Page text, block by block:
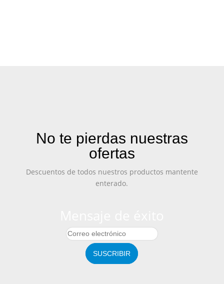
No te pierdas nuestras
ofertas
Descuentos de todos nuestros productos mantente
enterado.
SUSCRIBIR